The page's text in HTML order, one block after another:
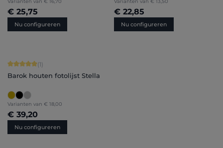
Varianten van € 16,70
€ 25,75
Nu configureren
Varianten van € 13,50
€ 22,85
Nu configureren
Gemiddelde waardering van 5 van 5 sterren
(1)
Barok houten fotolijst Stella
Varianten van € 18,00
€ 39,20
Nu configureren